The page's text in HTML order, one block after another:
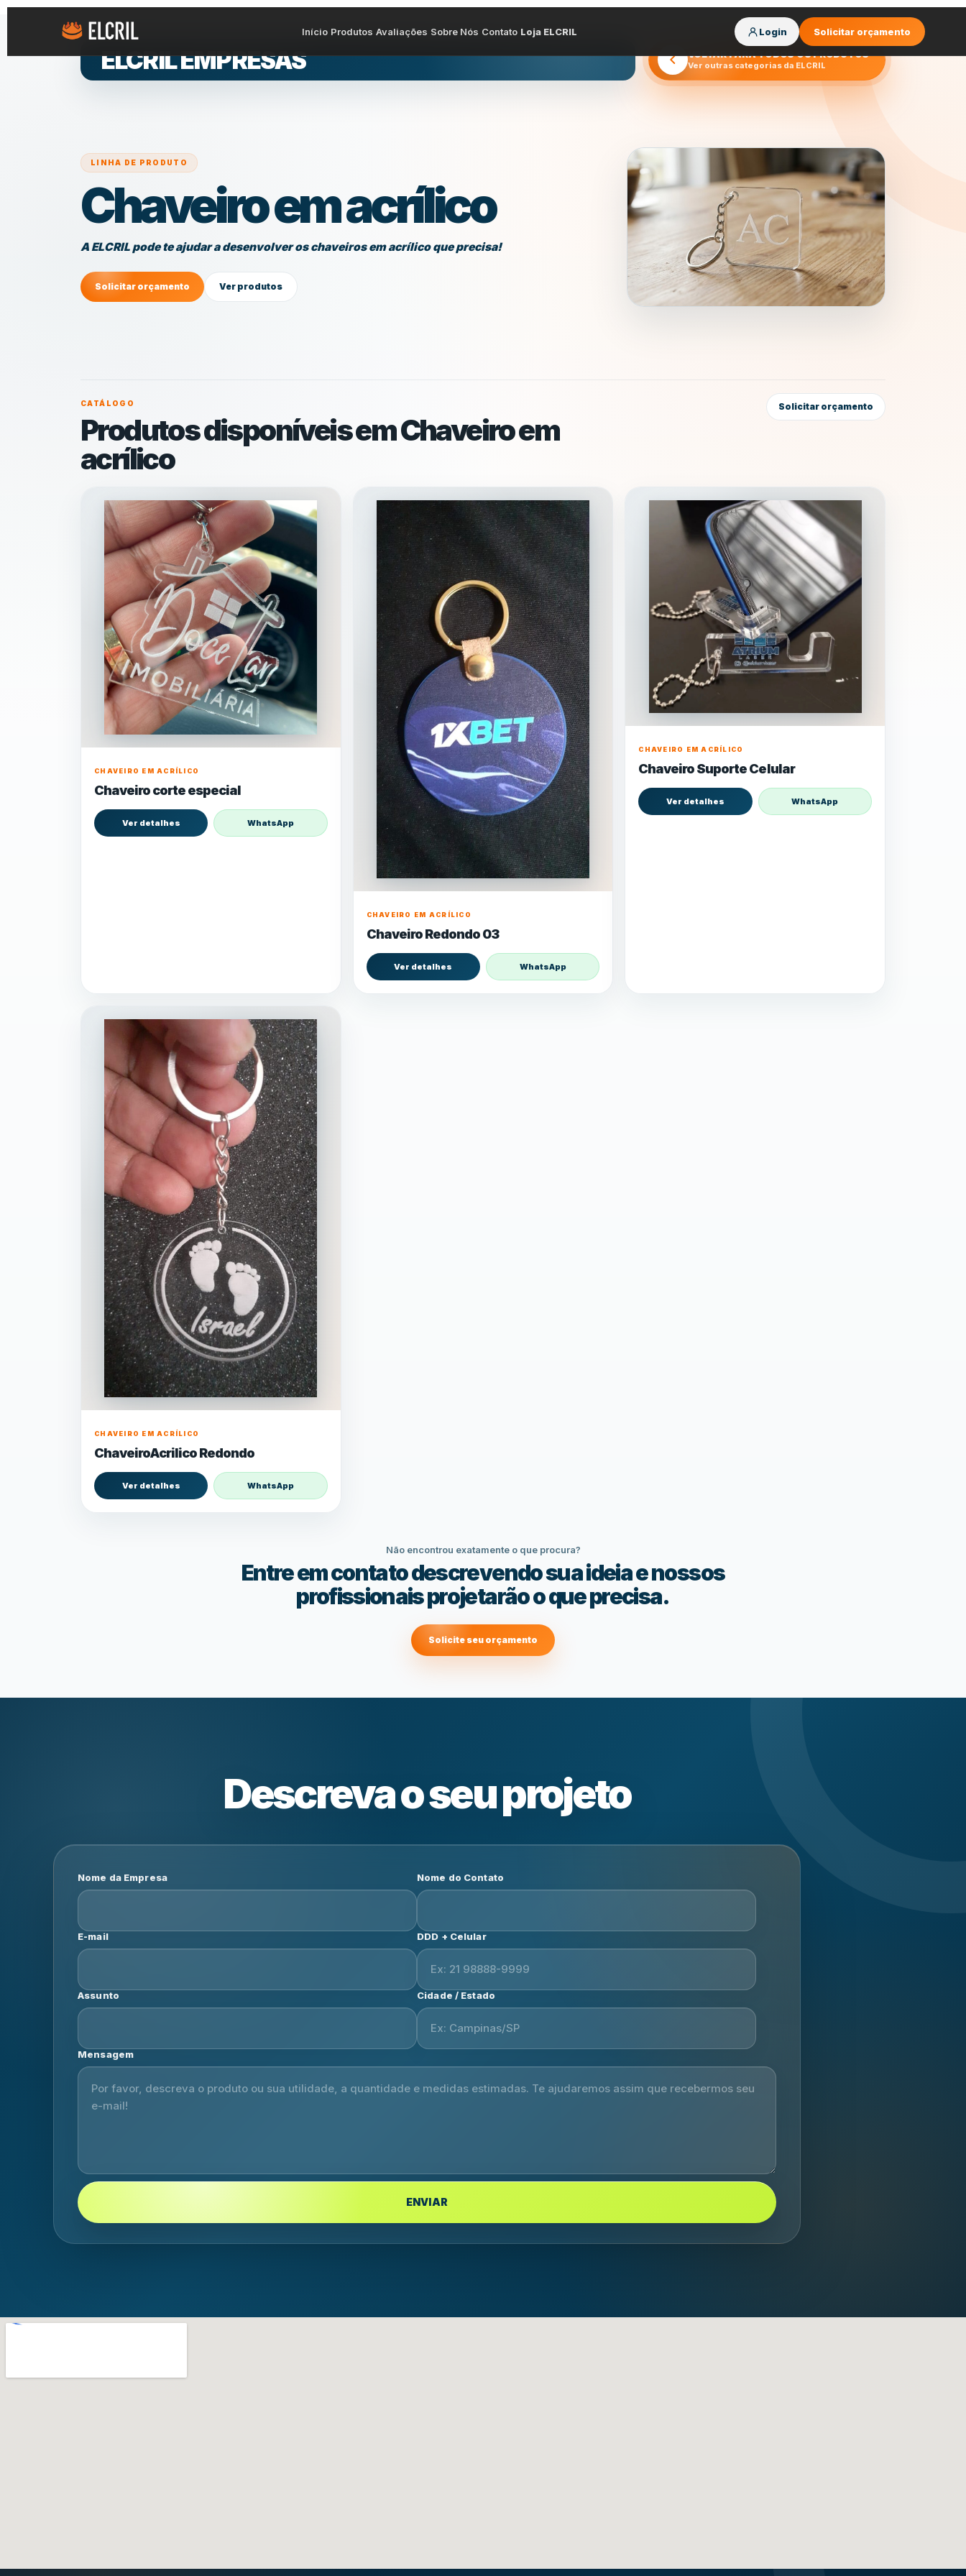
Início Produtos Avaliações Sobre Nós Contato Loja ELCRIL Login Solicitar orçamento
ELCRIL EMPRESAS VOLTAR PARA TODOS OS PRODUTOS
Ver outras categorias da ELCRIL
LINHA DE PRODUTO
Chaveiro em acrílico
A ELCRIL pode te ajudar a desenvolver os chaveiros em acrílico que precisa!
Solicitar orçamento Ver produtos
CATÁLOGO
Produtos disponíveis em Chaveiro em
acrílico
Solicitar orçamento
CHAVEIRO EM ACRÍLICO
Chaveiro corte especial
Ver detalhes WhatsApp
CHAVEIRO EM ACRÍLICO
Chaveiro Redondo 03
Ver detalhes WhatsApp
CHAVEIRO EM ACRÍLICO
Chaveiro Suporte Celular
Ver detalhes WhatsApp
CHAVEIRO EM ACRÍLICO
ChaveiroAcrilico Redondo
Ver detalhes WhatsApp
Não encontrou exatamente o que procura?
Entre em contato descrevendo sua ideia e nossos
profissionais projetarão o que precisa.
Solicite seu orçamento
Descreva o seu projeto
Nome da Empresa Nome do Contato
E-mail DDD + Celular
Assunto Cidade / Estado
Mensagem
ENVIAR